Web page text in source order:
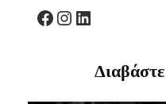
Facebook
Instagram
Linkedin